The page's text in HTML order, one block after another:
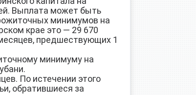
Выплата может быть
минимумов на
крае это — 29 670
предшествующих 1
минимуму на
По истечении этого
обратившиеся за